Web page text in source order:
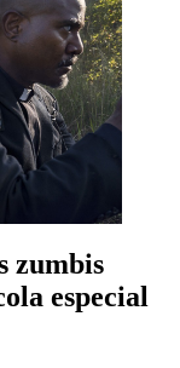
zumbis
especial